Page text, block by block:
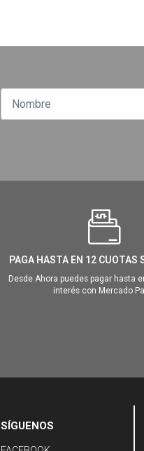
PAGA HASTA EN 12 CUOTAS
Desde Ahora puedes pagar hasta
interés con Mercado
SÍGUENOS